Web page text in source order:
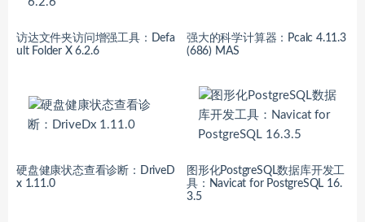
访达文件夹访问增强工具：Defa
ult Folder X 6.2.6
强大的科学计算器：Pcalc 4.11.3
(686) MAS
硬盘健康状态查看诊断：DriveD
x 1.11.0
图形化PostgreSQL数据库开发工
具：Navicat for PostgreSQL 16.
3.5